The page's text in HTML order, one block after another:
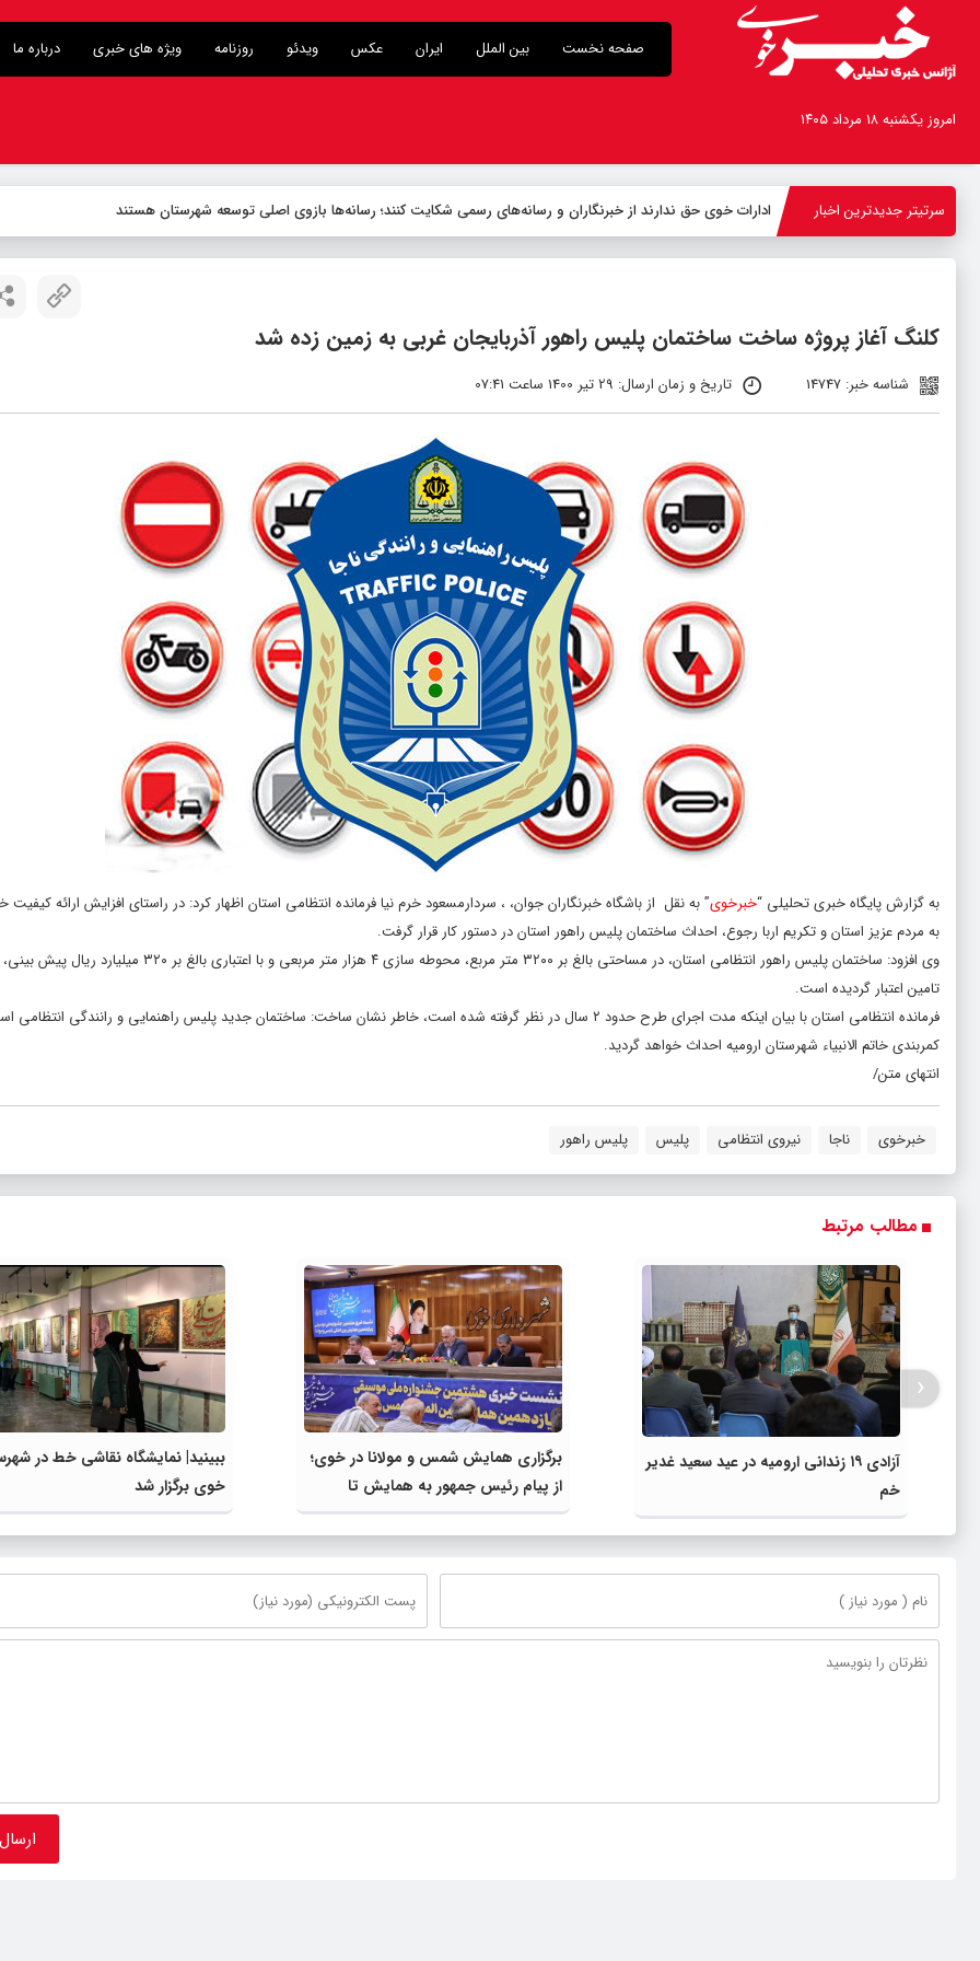
صفحه نخست بین الملل ایران عکس ویدئو روزنامه ویژه های خبری درباره ما
امروز یکشنبه ۱۸ مرداد ۱۴۰۵
سرتیتر جدیدترین اخبار ادارات خوی حق ندارند از خبرنگاران و رسانه‌های رسمی شکایت کنند؛ رسانه‌ها بازوی اصلی توسعه شهرستان هستند
کلنگ آغاز پروژه ساخت ساختمان پلیس راهور آذربایجان غربی به زمین زده شد
شناسه خبر: 14747 تاریخ و زمان ارسال: 29 تیر 1400 ساعت 07:41
به گزارش پایگاه خبری تحلیلی “خبرخوی” به نقل از باشگاه خبرنگاران جوان، ، سردارمسعود خرم نیا فرمانده انتظامی استان اظهار کرد: در راستای افزایش ارائه
به مردم عزیز استان و تکریم اربا رجوع، احداث ساختمان پلیس راهور استان در دستور کار قرار گرفت.
وی افزود: ساختمان پلیس راهور انتظامی استان، در مساحتی بالغ بر ۳۲۰۰ متر مربع، محوطه سازی ۴ هزار متر مربعی و با اعتباری
تامین اعتبار گردیده است.
فرمانده انتظامی استان با بیان اینکه مدت اجرای طرح حدود ۲ سال در نظر گرفته شده است، خاطر نشان ساخت: ساختمان جدید پلیس راهنمایی و رانندگی
کمربندی خاتم الانبیاء شهرستان ارومیه احداث خواهد گردید.
انتهای متن/
خبرخوی ناجا نیروی انتظامی پلیس پلیس راهور
مطالب مرتبط
آزادی ۱۹ زندانی ارومیه در عید سعید غدیر
خم
برگزاری همایش شمس و مولانا در خوی؛
از پیام رئیس جمهور به همایش تا
رونمایی از موزه شمس تبریزی
ببینید| نمایشگاه نقاشی خط در
خوی برگزار شد
‹